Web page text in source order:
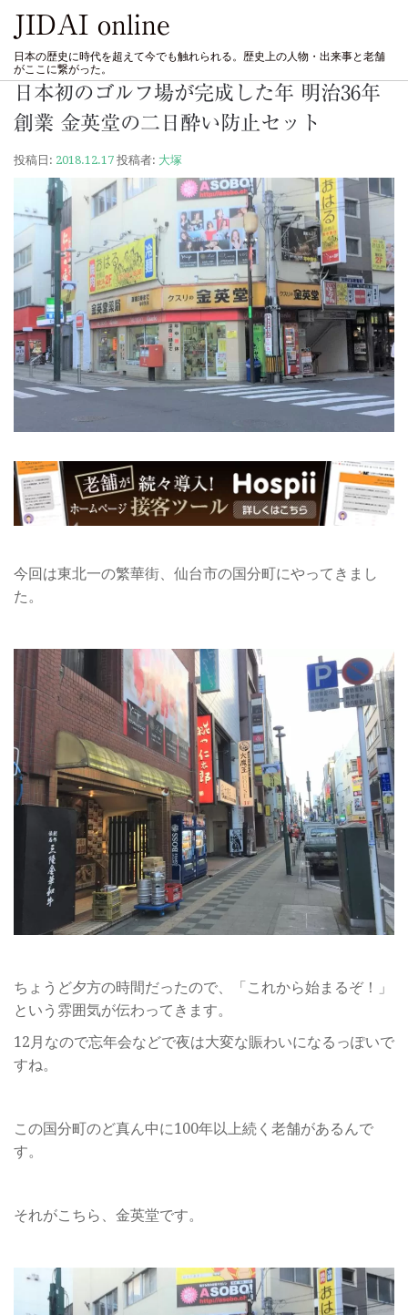
JIDAI online
日本の歴史に時代を超えて今でも触れられる。歴史上の人物・出来事と老舗
がここに繋がった。
日本初のゴルフ場が完成した年 明治36年
創業 金英堂の二日酔い防止セット
投稿日: 2018.12.17 投稿者: 大塚
今回は東北一の繁華街、仙台市の国分町にやってきまし
た。
ちょうど夕方の時間だったので、「これから始まるぞ！」
という雰囲気が伝わってきます。
12月なので忘年会などで夜は大変な賑わいになるっぽいで
すね。
この国分町のど真ん中に100年以上続く老舗があるんで
す。
それがこちら、金英堂です。